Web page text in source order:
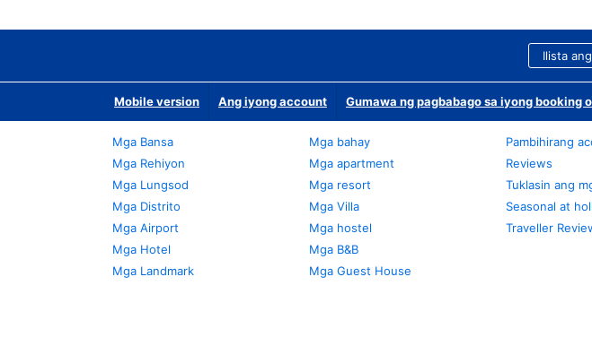
Ilista
Mobile version Ang iyong account Gumawa ng pagbabago sa iyong booking
Mga Bansa
Mga Rehiyon
Mga Lungsod
Mga Distrito
Mga Airport
Mga Hotel
Mga Landmark
Mga bahay
Mga apartment
Mga resort
Mga Villa
Mga hostel
Mga B&B
Mga Guest House
Pambihirang
Reviews
Tuklasin ang
Seasonal at
Traveller